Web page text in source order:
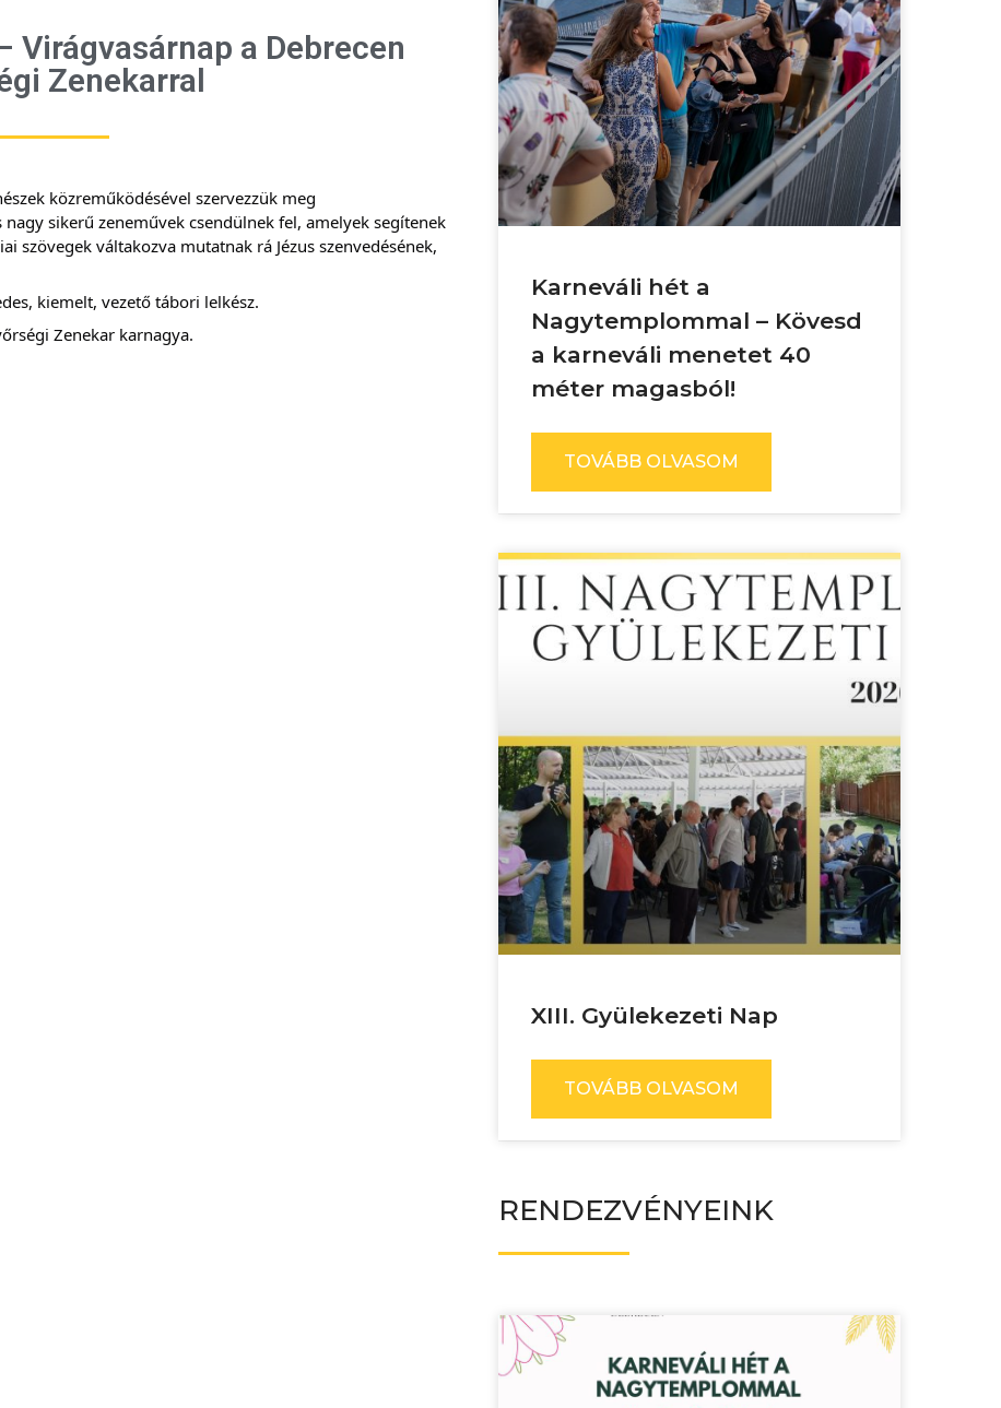
Virágvasárnap a Debrecen
Zenekarral
közreműködésével szervezzük meg
sikerű zeneművek csendülnek fel, amelyek segítenek
szövegek váltakozva mutatnak rá Jézus szenvedésének,
kiemelt, vezető tábori lelkész.
Zenekar karnagya.
Karneváli hét a
Nagytemplommal – Kövesd
a karneváli menetet 40
méter magasból!
TOVÁBB OLVASOM
XIII. Gyülekezeti Nap
TOVÁBB OLVASOM
RENDEZVÉNYEINK